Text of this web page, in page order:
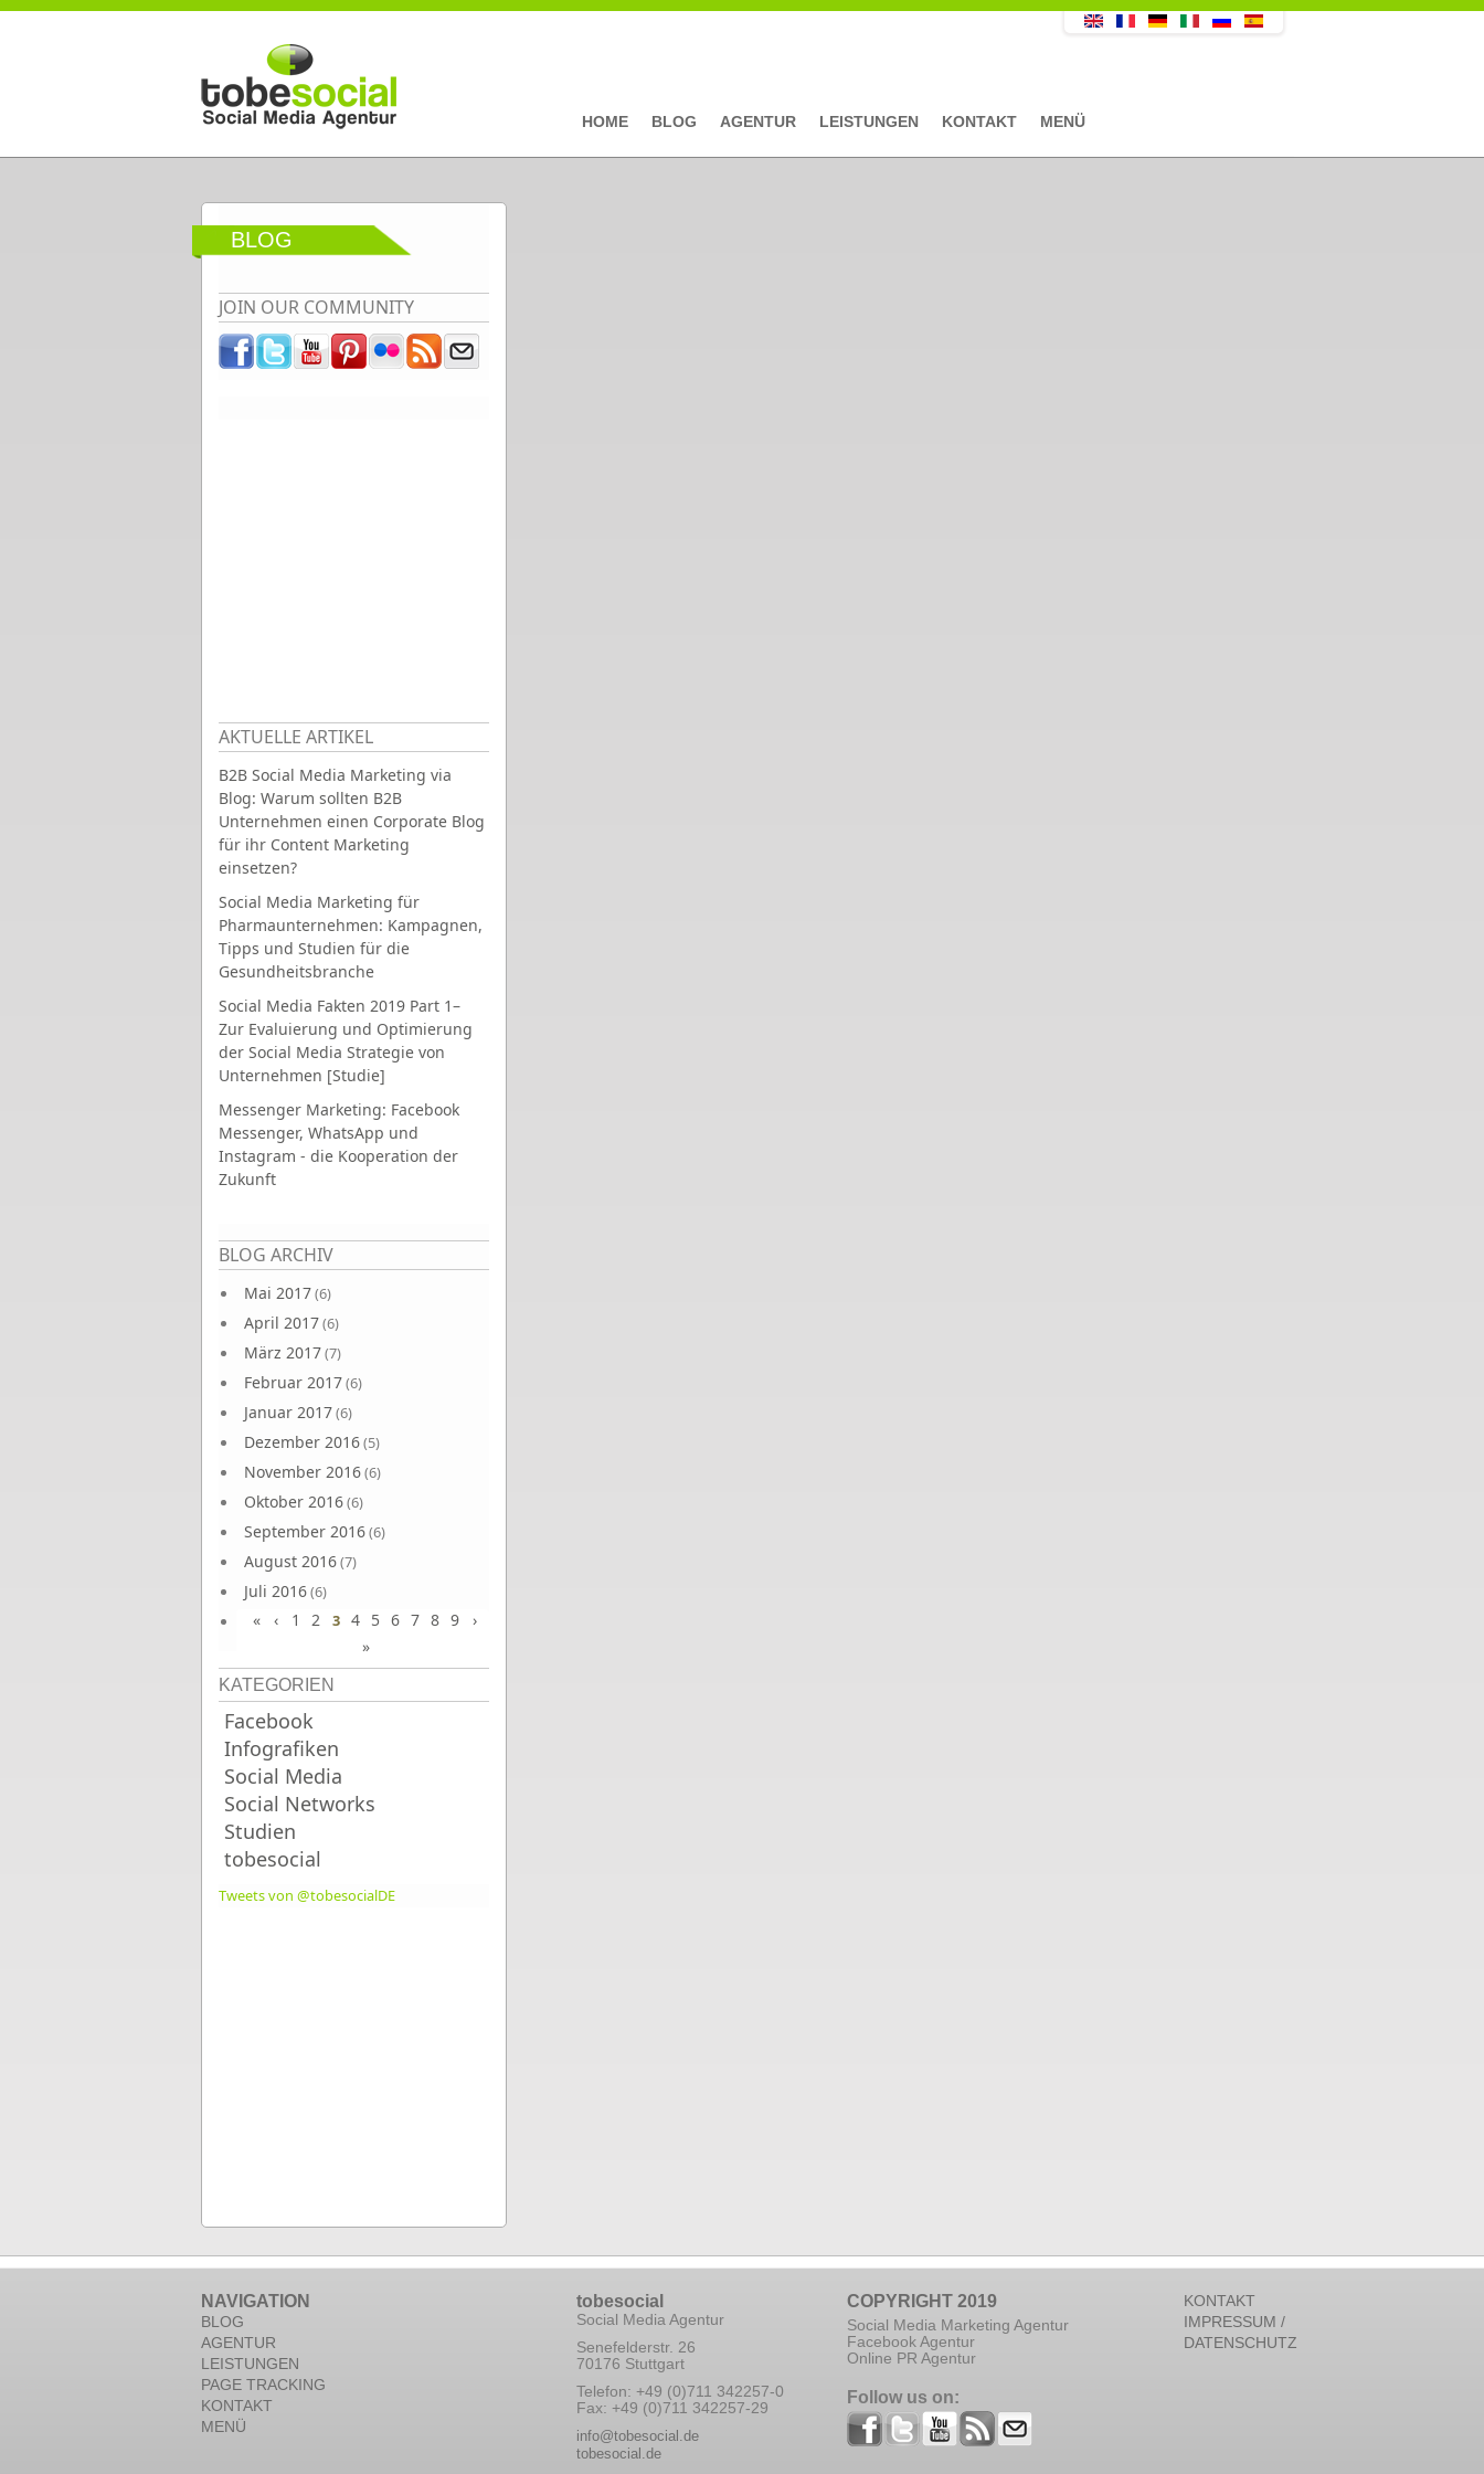
Direkt zum Inhalt
HOME BLOG AGENTUR LEISTUNGEN KONTAKT MENÜ
BLOG
JOIN OUR COMMUNITY
AKTUELLE ARTIKEL
B2B Social Media Marketing via
Blog: Warum sollten B2B
Unternehmen einen Corporate Blog
für ihr Content Marketing
einsetzen?
Social Media Marketing für
Pharmaunternehmen: Kampagnen,
Tipps und Studien für die
Gesundheitsbranche
Social Media Fakten 2019 Part 1–
Zur Evaluierung und Optimierung
der Social Media Strategie von
Unternehmen [Studie]
Messenger Marketing: Facebook
Messenger, WhatsApp und
Instagram - die Kooperation der
Zukunft
BLOG ARCHIV
Mai 2017(6)
April 2017(6)
März 2017(7)
Februar 2017(6)
Januar 2017(6)
Dezember 2016(5)
November 2016(6)
Oktober 2016(6)
September 2016(6)
August 2016(7)
Juli 2016(6)
Juni 2016(7)
Seiten
« ‹ 1 2 3 4 5 6 7 8 9
›
»
KATEGORIEN
Facebook
Infografiken
Social Media
Social Networks
Studien
tobesocial
Tweets von @tobesocialDE
NAVIGATION
BLOG
AGENTUR
LEISTUNGEN
PAGE TRACKING
KONTAKT
MENÜ
tobesocial
Social Media Agentur
Senefelderstr. 26
70176 Stuttgart
Telefon: +49 (0)711 342257-0
Fax: +49 (0)711 342257-29
info@tobesocial.de
tobesocial.de
COPYRIGHT 2019
Social Media Marketing Agentur
Facebook Agentur
Online PR Agentur
Follow us on:
KONTAKT
IMPRESSUM /
DATENSCHUTZ